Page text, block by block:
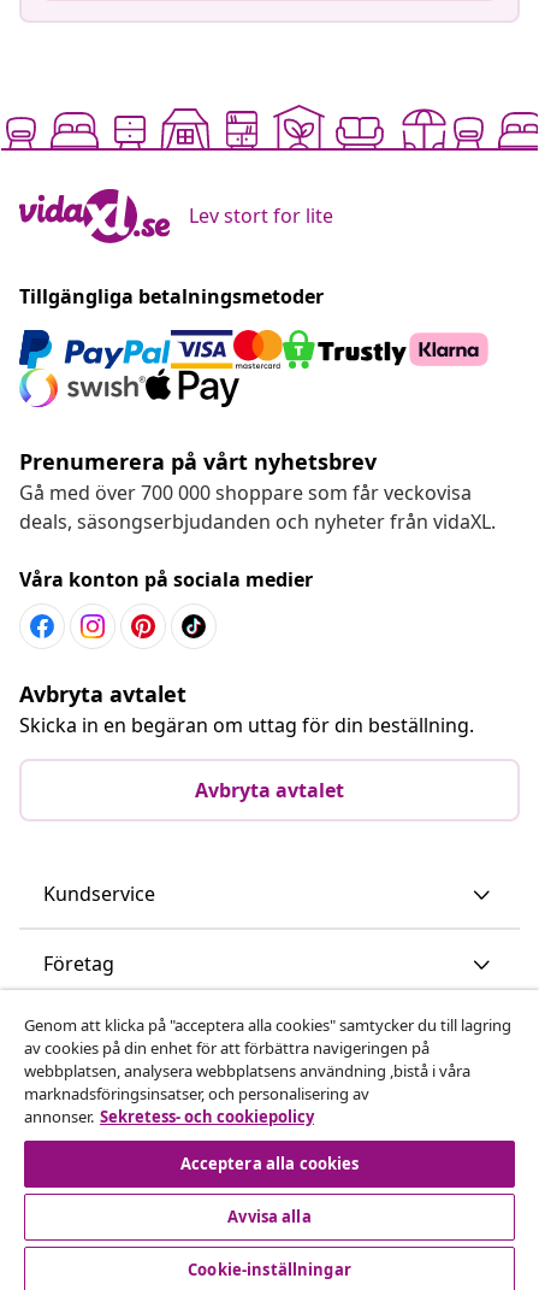
Lev stort for lite
Tillgängliga betalningsmetoder
Prenumerera på vårt nyhetsbrev
Gå med över 700 000 shoppare som får veckovisa
deals, säsongserbjudanden och nyheter från vidaXL.
Våra konton på sociala medier
Avbryta avtalet
Skicka in en begäran om uttag för din beställning.
Avbryta avtalet
Kundservice
Företag
vidaXL
Upptäck mer
Genom att klicka på "acceptera alla cookies" samtycker du till lagring
av cookies på din enhet för att förbättra navigeringen på
webbplatsen, analysera webbplatsens användning ,bistå i våra
marknadsföringsinsatser, och personalisering av
annonser. Sekretess- och cookiepolicy
Acceptera alla cookies
Avvisa alla
Cookie-inställningar